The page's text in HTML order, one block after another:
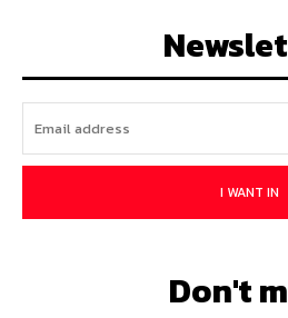
I WANT IN
Don't